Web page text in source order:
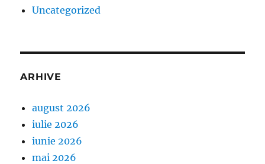
Uncategorized
ARHIVE
august 2026
iulie 2026
iunie 2026
mai 2026